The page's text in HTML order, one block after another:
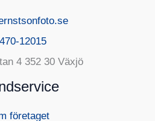
12015
4 352 30 Växjö
företaget